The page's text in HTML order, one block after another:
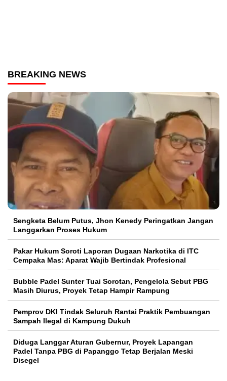
BREAKING NEWS
Sengketa Belum Putus, Jhon Kenedy Peringatkan Jangan
Langgarkan Proses Hukum
Pakar Hukum Soroti Laporan Dugaan Narkotika di ITC
Cempaka Mas: Aparat Wajib Bertindak Profesional
Bubble Padel Sunter Tuai Sorotan, Pengelola Sebut PBG
Masih Diurus, Proyek Tetap Hampir Rampung
Pemprov DKI Tindak Seluruh Rantai Praktik Pembuangan
Sampah Ilegal di Kampung Dukuh
Diduga Langgar Aturan Gubernur, Proyek Lapangan
Padel Tanpa PBG di Papanggo Tetap Berjalan Meski
Disegel